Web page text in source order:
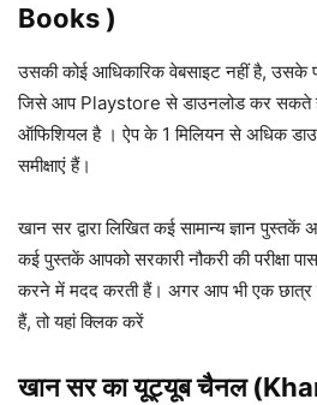
Books )
उसकी कोई आधिकारिक वेबसाइट नहीं है,
जिसे आप Playstore से डाउनलोड कर सकते
ऑफिशियल है । ऐप के 1 मिलियन से अधिक
समीक्षाएं हैं।
खान सर द्वारा लिखित कई सामान्य ज्ञान
कई पुस्तकें आपको सरकारी नौकरी की परीक्षा
करने में मदद करती हैं। अगर आप भी एक छात्र
हैं, तो यहां क्लिक करें
खान सर कायूट्यूब चैनल